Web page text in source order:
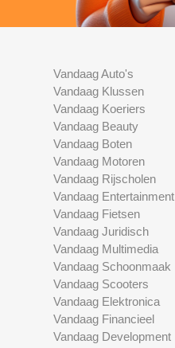
Vandaag Auto's
Vandaag Klussen
Vandaag Koeriers
Vandaag Beauty
Vandaag Boten
Vandaag Motoren
Vandaag Rijscholen
Vandaag Entertainment
Vandaag Fietsen
Vandaag Juridisch
Vandaag Multimedia
Vandaag Schoonmaak
Vandaag Scooters
Vandaag Elektronica
Vandaag Financieel
Vandaag Development